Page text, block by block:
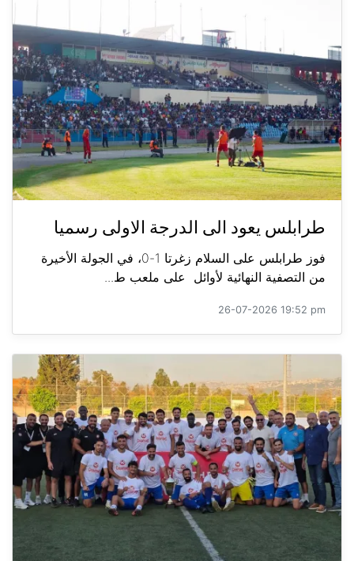
طرابلس يعود الى الدرجة الاولى رسميا
فوز طرابلس على السلام زغرتا 1-0، في الجولة الأخيرة
من التصفية النهائية لأوائل على ملعب ط...
26-07-2026 19:52 pm